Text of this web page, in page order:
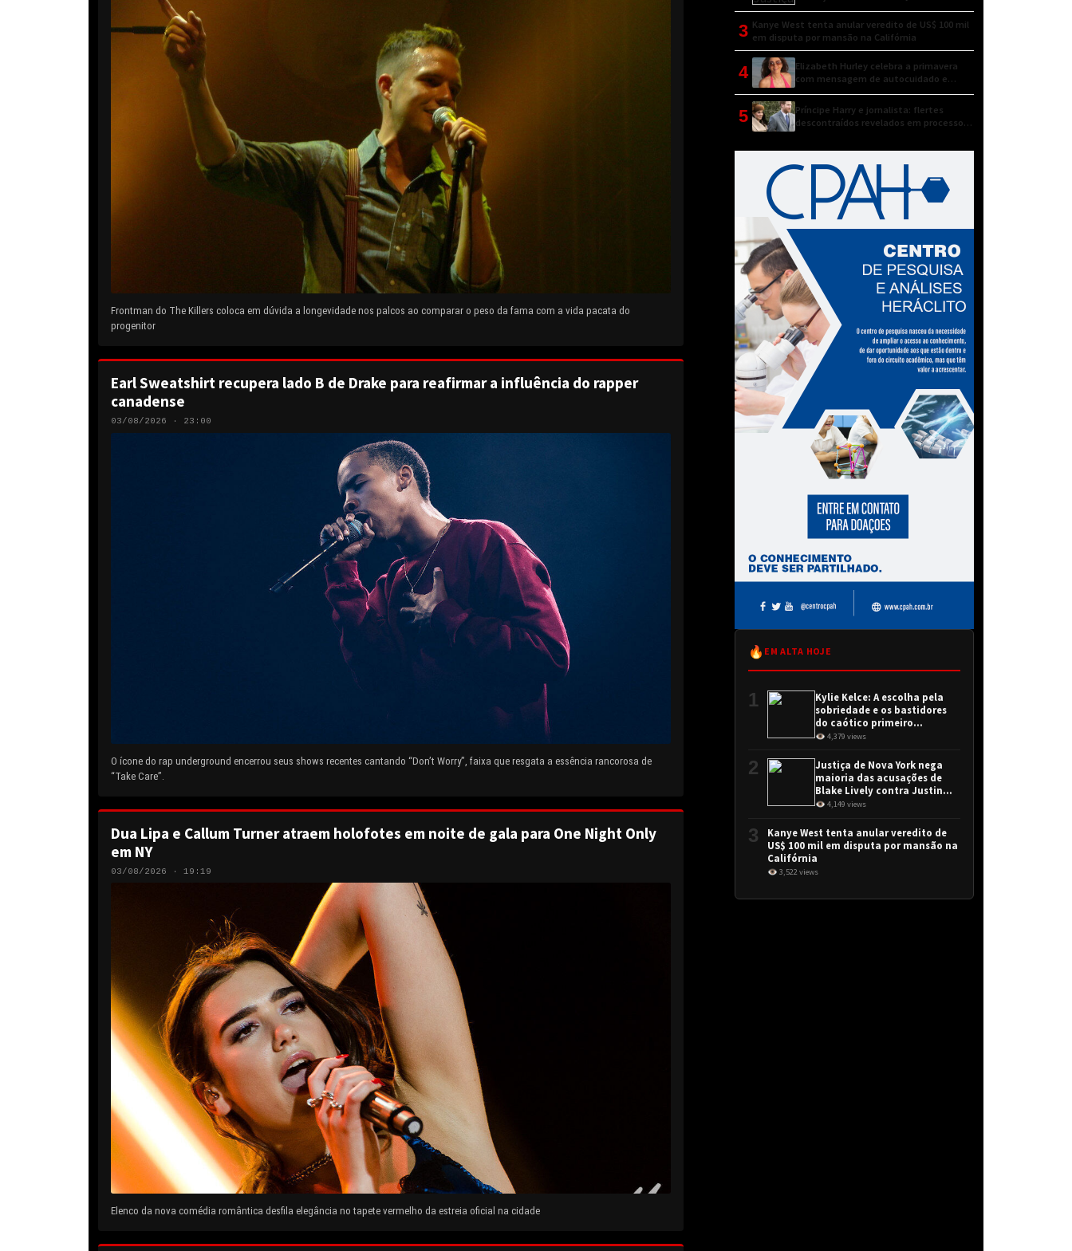
Frontman do The Killers coloca em dúvida a longevidade nos palcos ao comparar o peso da fama com a vida pacata do
progenitor
Earl Sweatshirt recupera lado B de Drake para reafirmar a influência do rapper
canadense
03/08/2026 · 23:00
O ícone do rap underground encerrou seus shows recentes cantando “Don’t Worry”, faixa que resgata a essência rancorosa de
“Take Care”.
Dua Lipa e Callum Turner atraem holofotes em noite de gala para One Night Only
em NY
03/08/2026 · 19:19
Elenco da nova comédia romântica desfila elegância no tapete vermelho da estreia oficial na cidade
Baldoni
3 Kanye West tenta anular veredito de US$ 100 mil
em disputa por mansão na Califórnia
4
Elizabeth Hurley celebra a primavera
com mensagem de autocuidado e
conexão natural
5
Príncipe Harry e jornalista: flertes
descontraídos revelados em processo
🔥 EM ALTA HOJE
1
Kylie Kelce: A escolha pela
sobriedade e os bastidores
do caótico primeiro
encontro
👁 4,379 views
2
Justiça de Nova York nega
maioria das acusações de
Blake Lively contra Justin
Baldoni
👁 4,149 views
3
Kanye West tenta anular veredito de
US$ 100 mil em disputa por mansão na
Califórnia
👁 3,522 views